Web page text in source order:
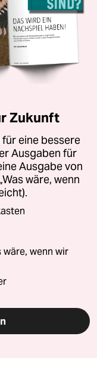
Zukunft
für eine bessere
Ausgaben für
Ausgabe von
wäre, wenn
wäre, wenn wir